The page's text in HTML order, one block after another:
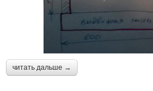
читать дальше →